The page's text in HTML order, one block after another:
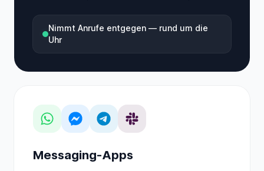
Nimmt Anrufe entgegen — rund um die
Uhr
Messaging-Apps